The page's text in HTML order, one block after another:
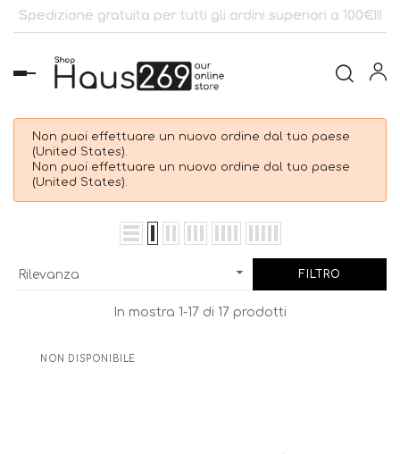
Spedizione gratuita per tutti gli ordini superiori a 100€!!!
navigazione
Non puoi effettuare un nuovo ordine dal tuo paese
(United States).
Non puoi effettuare un nuovo ordine dal tuo paese
(United States).
Rilevanza  FILTRO
In mostra 1-17 di 17 prodotti
NON DISPONIBILE